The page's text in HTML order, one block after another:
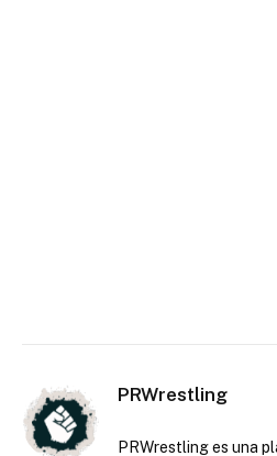
PRWrestling
PRWrestling es una